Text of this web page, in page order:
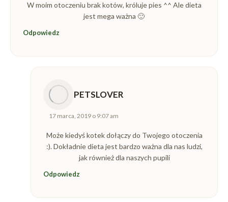
W moim otoczeniu brak kotów, króluje pies ^^ Ale dieta
jest mega ważna 🙂
Odpowiedz
PETSLOVER
napisał(a):
17 marca, 2019 o 9:07 am
Może kiedyś kotek dołączy do Twojego otoczenia
:). Dokładnie dieta jest bardzo ważna dla nas ludzi,
jak również dla naszych pupili
Odpowiedz